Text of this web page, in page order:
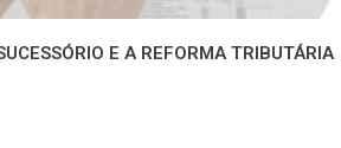
E A REFORMA TRIBUTÁRIA